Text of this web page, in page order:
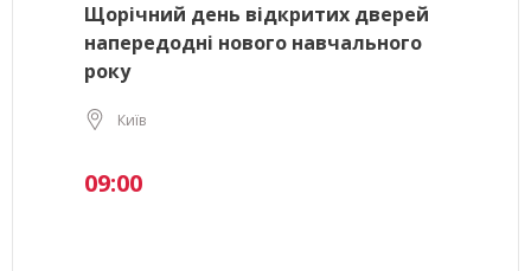
Щорічний день відкритих дверей
напередодні нового навчального
року
Київ
09:00